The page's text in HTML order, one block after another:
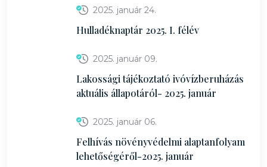
2025. január 24.
Hulladéknaptár 2025. I. félév
2025. január 09.
Lakossági tájékoztató ivóvízberuházás
aktuális állapotáról- 2025. január
2025. január 06.
Felhívás növényvédelmi alaptanfolyam
lehetőségéről-2025. január